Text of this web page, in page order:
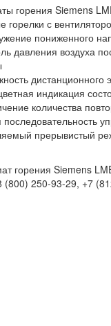
горения Siemens
горелки с
пониженного
давления воздуха
дистанционного
индикация
количества
последовательность
прерывистый
горения Siemens
250-93-29, +7